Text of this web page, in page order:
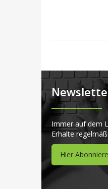
Immer auf dem
Erhalte
Hier